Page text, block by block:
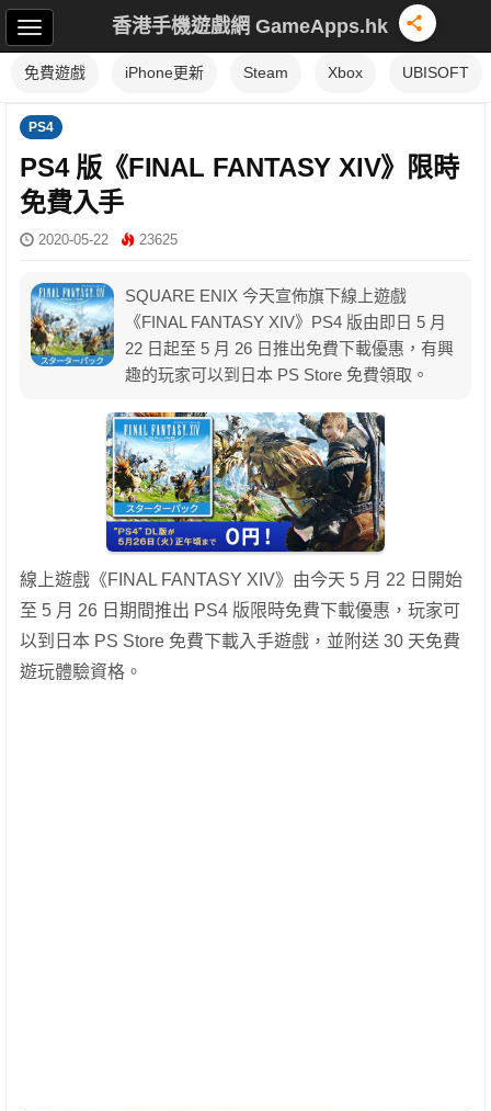
香港手機遊戲網 GameApps.hk
免費遊戲 iPhone更新 Steam Xbox UBISOFT
PS4
PS4 版《FINAL FANTASY XIV》限時
免費入手
2020-05-22 23625
SQUARE ENIX 今天宣佈旗下線上遊戲
《FINAL FANTASY XIV》PS4 版由即日 5 月
22 日起至 5 月 26 日推出免費下載優惠，有興
趣的玩家可以到日本 PS Store 免費領取。
線上遊戲《FINAL FANTASY XIV》由今天 5 月 22 日開始
至 5 月 26 日期間推出 PS4 版限時免費下載優惠，玩家可
以到日本 PS Store 免費下載入手遊戲，並附送 30 天免費
遊玩體驗資格。